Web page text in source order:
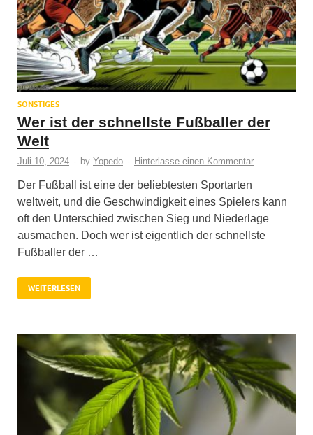
SONSTIGES
Wer ist der schnellste Fußballer der
Welt
Juli 10, 2024 - by Yopedo - Hinterlasse einen Kommentar
Der Fußball ist eine der beliebtesten Sportarten
weltweit, und die Geschwindigkeit eines Spielers kann
oft den Unterschied zwischen Sieg und Niederlage
ausmachen. Doch wer ist eigentlich der schnellste
Fußballer der …
WEITERLESEN